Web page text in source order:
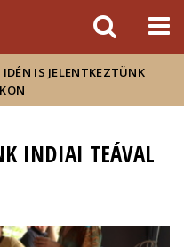
IDÉN IS JELENTKEZTÜNK
INDIAI TEÁVAL